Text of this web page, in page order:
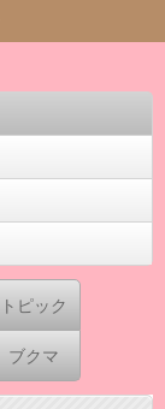
トピック
ブクマ